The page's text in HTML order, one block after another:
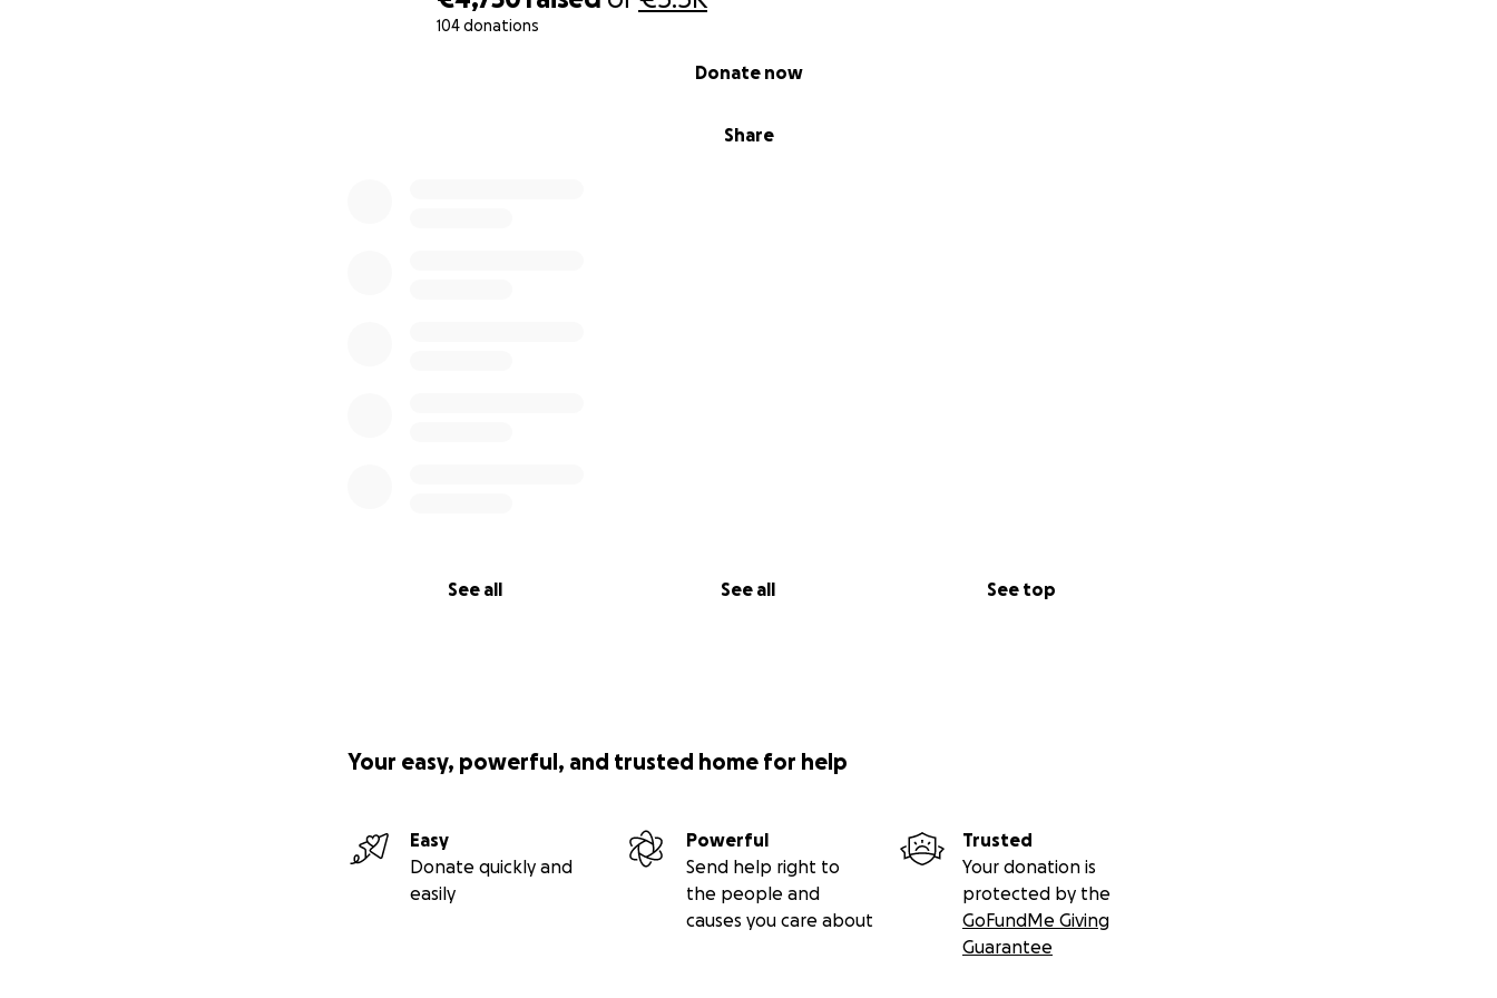
104 donations
Share
Donate now
See all See all See top
Your easy, powerful, and trusted home for help
Easy
Donate quickly and
easily
Powerful
Send help right to
the people and
causes you care about
Trusted
Your donation is
protected by the
GoFundMe Giving
Guarantee